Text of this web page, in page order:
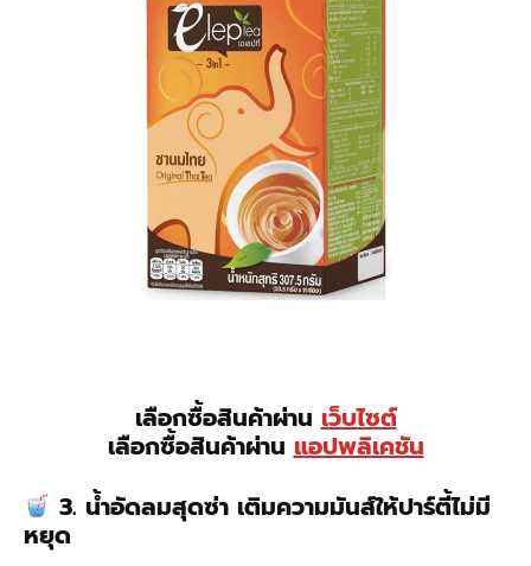
เลือกซื้อสินค้าผ่าน เว็บไซต์
เลือกซื้อสินค้าผ่าน แอปพลิเคชัน
3. น้ำอัดลมสุดซ่า เติมความมันส์ให้ปาร์ตี้ไม่มี
หยุด